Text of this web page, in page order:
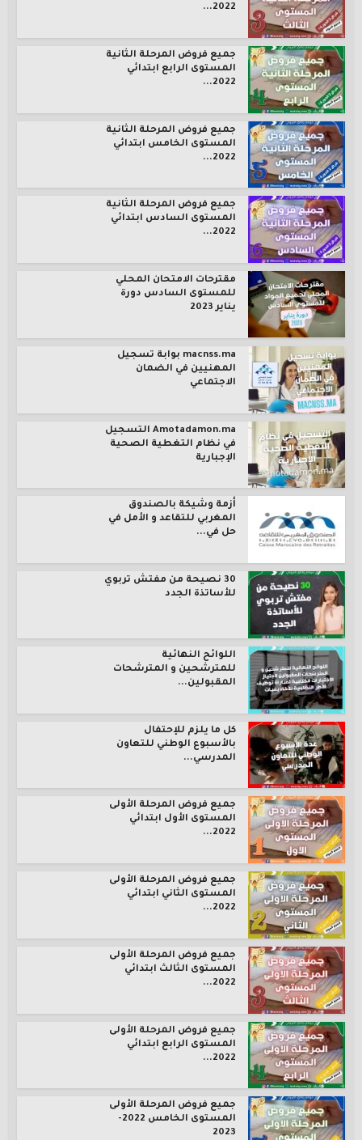
2022...
جميع فروض المرحلة الثانية
المستوى الرابع ابتدائي
2022...
جميع فروض المرحلة الثانية
المستوى الخامس ابتدائي
2022...
جميع فروض المرحلة الثانية
المستوى السادس ابتدائي
2022...
مقترحات الامتحان المحلي
للمستوى السادس دورة
يناير 2023
macnss.ma بوابة تسجيل
المهنيين في الضمان
الاجتماعي
Amotadamon.ma التسجيل
في نظام التغطية الصحية
الإجبارية
أزمة وشيكة بالصندوق
المغربي للتقاعد و الأمل في
حل في...
30 نصيحة من مفتش تربوي
للأساتذة الجدد
اللوائح النهائية
للمترشحين و المترشحات
المقبولين...
كل ما يلزم للإحتفال
بالأسبوع الوطني للتعاون
المدرسي...
جميع فروض المرحلة الأولى
المستوى الأول ابتدائي
2022...
جميع فروض المرحلة الأولى
المستوى الثاني ابتدائي
2022...
جميع فروض المرحلة الأولى
المستوى الثالث ابتدائي
2022...
جميع فروض المرحلة الأولى
المستوى الرابع ابتدائي
2022...
جميع فروض المرحلة الأولى
المستوى الخامس 2022-
2023